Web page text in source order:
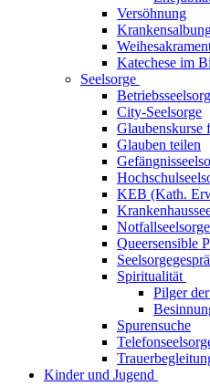
Versöhnung
Katechese im
Seelsorge
City-Seelsorge
Glaubenskurse
Glauben teilen
KEB (Kath.
Notfallseelsorge
Queersensible
Spiritualität
Pilger
Spurensuche
Kinder und Jugend